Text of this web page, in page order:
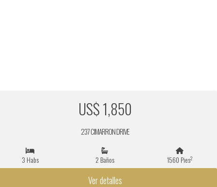
US$ 1,850
237 CIMARRON DRIVE
3 Habs 2 Baños 1560 Pies2
Ver detalles